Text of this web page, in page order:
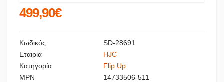
499,90€
Κωδικός
SD-28691
Εταιρία
HJC
Κατηγορία
Flip Up
MPN
14733506-511